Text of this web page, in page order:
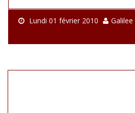
Lundi 01 février 2010 Galilee